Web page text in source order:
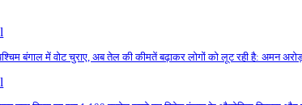
बंगाल में वोट चुराए, अब तेल की कीमतें बढ़ाकर लोगों को लूट रही है: अमन